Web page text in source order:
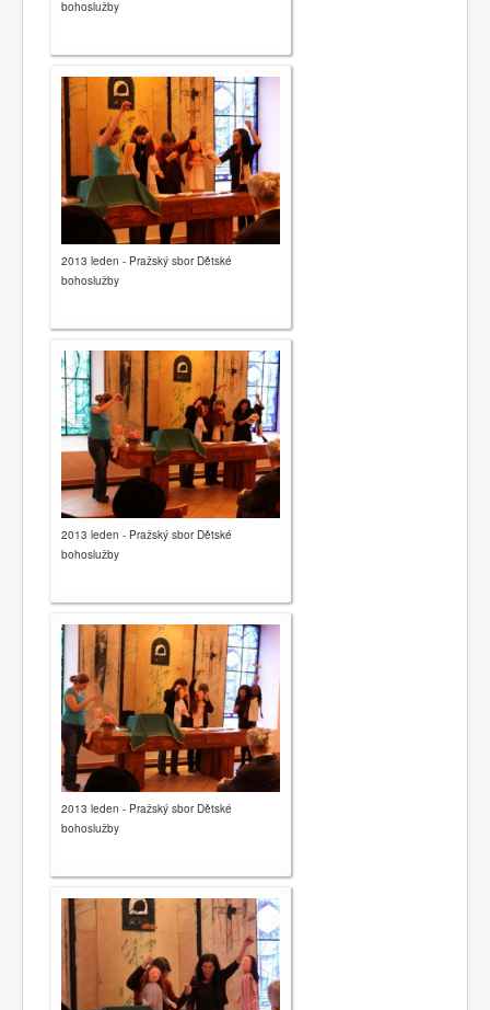
bohoslužby
2013 leden - Pražský sbor Dětské
bohoslužby
2013 leden - Pražský sbor Dětské
bohoslužby
2013 leden - Pražský sbor Dětské
bohoslužby